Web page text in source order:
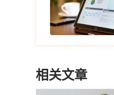
相关文章